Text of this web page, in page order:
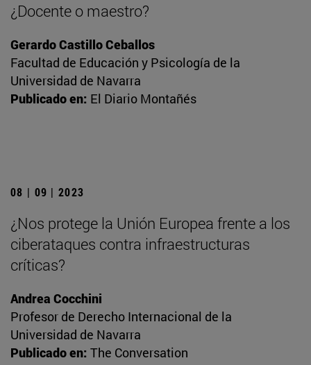
¿Docente o maestro?
Gerardo Castillo Ceballos
Facultad de Educación y Psicología de la
Universidad de Navarra
Publicado en: El Diario Montañés
08 | 09 | 2023
¿Nos protege la Unión Europea frente a los
ciberataques contra infraestructuras
críticas?
Andrea Cocchini
Profesor de Derecho Internacional de la
Universidad de Navarra
Publicado en: The Conversation